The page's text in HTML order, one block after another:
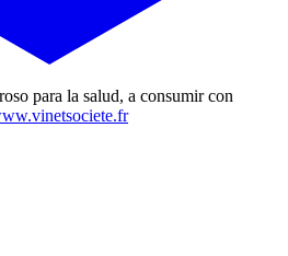
para la salud, a consumir con